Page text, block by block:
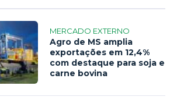
MERCADO EXTERNO
Agro de MS amplia
exportações em 12,4%
com destaque para soja e
carne bovina